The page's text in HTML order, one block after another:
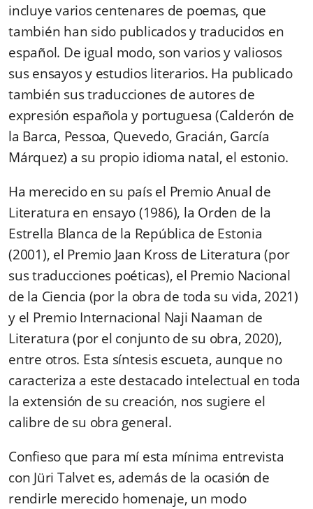
incluye varios centenares de poemas, que
también han sido publicados y traducidos en
español. De igual modo, son varios y valiosos
sus ensayos y estudios literarios. Ha publicado
también sus traducciones de autores de
expresión española y portuguesa (Calderón de
la Barca, Pessoa, Quevedo, Gracián, García
Márquez) a su propio idioma natal, el estonio.
Ha merecido en su país el Premio Anual de
Literatura en ensayo (1986), la Orden de la
Estrella Blanca de la República de Estonia
(2001), el Premio Jaan Kross de Literatura (por
sus traducciones poéticas), el Premio Nacional
de la Ciencia (por la obra de toda su vida, 2021)
y el Premio Internacional Naji Naaman de
Literatura (por el conjunto de su obra, 2020),
entre otros. Esta síntesis escueta, aunque no
caracteriza a este destacado intelectual en toda
la extensión de su creación, nos sugiere el
calibre de su obra general.
Confieso que para mí esta mínima entrevista
con Jüri Talvet es, además de la ocasión de
rendirle merecido homenaje, un modo